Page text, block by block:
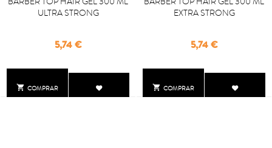
 COMPRAR
ULTRA STRONG
Precio
5,74 €
 COMPRAR
EXTRA STRONG
Precio
5,74 €